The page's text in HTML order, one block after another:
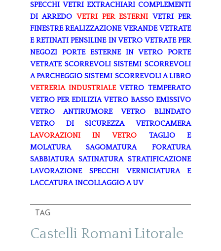
SPECCHI VETRI EXTRACHIARI COMPLEMENTI
DI ARREDO VETRI PER ESTERNI VETRI PER
FINESTRE REALIZZAZIONE VERANDE VETRATE
E RETINATI PENSILINE IN VETRO VETRATE PER
NEGOZI PORTE ESTERNE IN VETRO PORTE
VETRATE SCORREVOLI SISTEMI SCORREVOLI
A PARCHEGGIO SISTEMI SCORREVOLI A LIBRO
VETRERIA INDUSTRIALE VETRO TEMPERATO
VETRO PER EDILIZIA VETRO BASSO EMISSIVO
VETRO ANTIRUMORE
VETRO BLINDATO
VETRO DI SICUREZZA
VETROCAMERA
LAVORAZIONI IN VETRO
TAGLIO E
MOLATURA
SAGOMATURA
FORATURA
SABBIATURA SATINATURA STRATIFICAZIONE
LAVORAZIONE SPECCHI
VERNICIATURA E
LACCATURA INCOLLAGGIO A UV
TAG
Castelli RomaniLitorale